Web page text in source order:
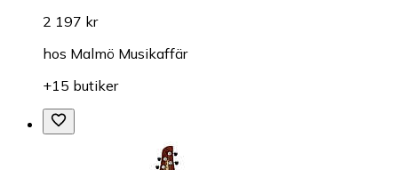
2 197 kr
hos Malmö Musikaffär
+15 butiker